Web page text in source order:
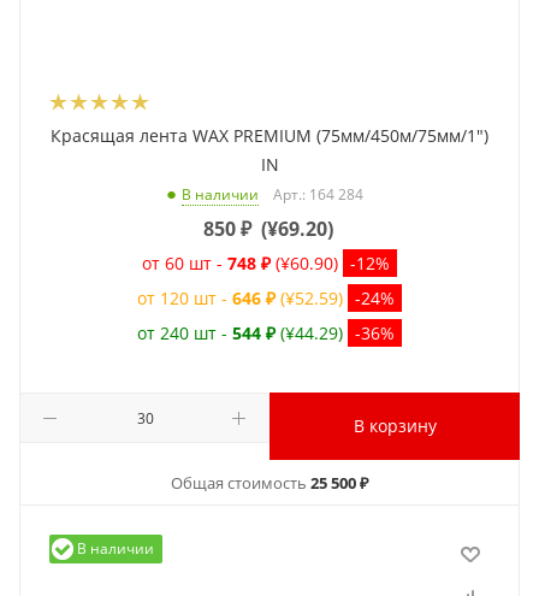
Красящая лента WAX PREMIUM (75мм/450м/75мм/1")
IN
В наличии Арт.: 164 284
850₽ (¥69.20)
от 60 шт - 748 ₽ (¥60.90) -12%
от 120 шт - 646 ₽ (¥52.59) -24%
от 240 шт - 544 ₽ (¥44.29) -36%
В корзину
Общая стоимость 25 500 ₽
В наличии